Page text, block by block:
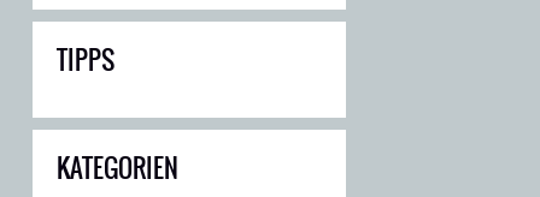
TIPPS
KATEGORIEN